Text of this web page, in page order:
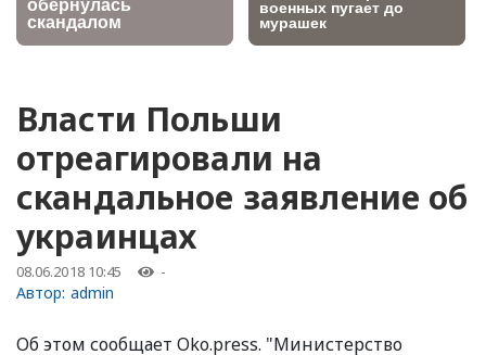
Власти Польши
отреагировали на
скандальное заявление об
украинцах
08.06.2018 10:45 -
Автор: admin
Об этом сообщает Oko.press. "Министерство